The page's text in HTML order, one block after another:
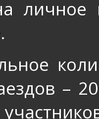
–